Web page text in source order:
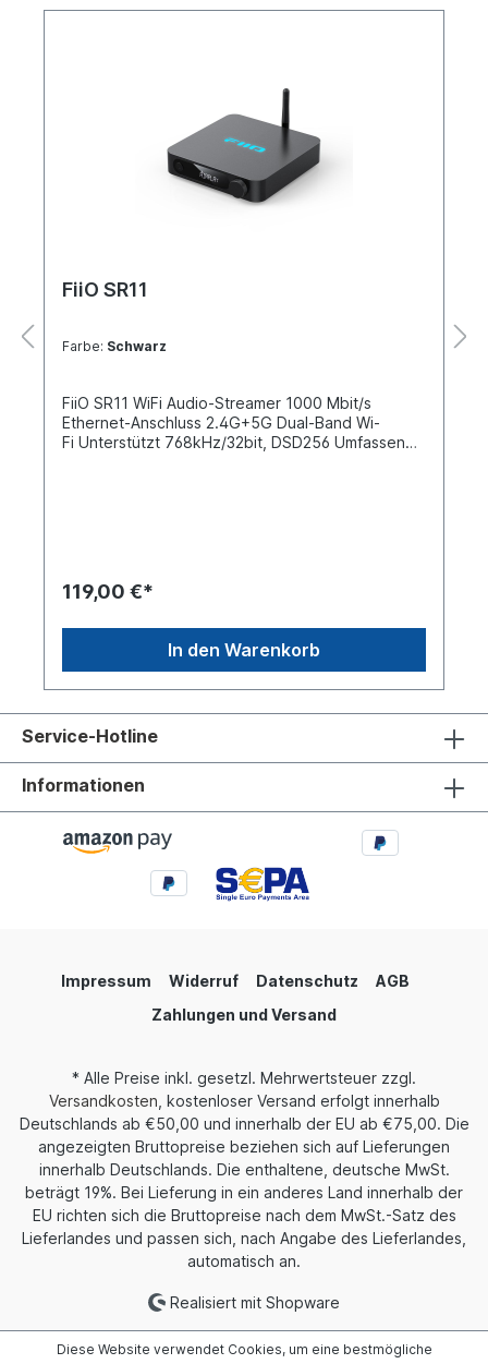
FiiO SR11
Farbe: Schwarz
FiiO SR11 WiFi Audio-Streamer 1000 Mbit/s
Ethernet-Anschluss 2.4G+5G Dual-Band Wi-
Fi Unterstützt 768kHz/32bit, DSD256 Umfassende
Musikempfänger, auch bekannt als Streamer, der
Digital Analog Wandler wie dem FiiO K11 oder
einem HiFi-System können Sie damit ganz einfach
Audio-Streams mit hoher Bitrate
genießen. AirPlay-Streaming-Protokoll Verbinden
oder Mac mini und streamen Sie über AirPlay zum
SR11 für ein reibungsloses und bequemes
Hörerlebnis. Genießen Sie zukünftig auch Roon
Ready Streaming Mit Roon können Sie sowohl
Online- als auch lokale Musikbibliotheken bequem
verwalten, indem Sie die schnelle Wiedergabe
von lokaler Musik von einem NAS oder anderen
können Sie mit Roon verschiedene Geräte
steuern, um unterschiedliche oder dieselbe Musik
abzuspielen - für ein vollständig integriertes und
Roon läuft bis dahin im Testbetrieb, jedoch ohne
Einschränkung der Funktionen, der SR11 wird
aber bis dahin unterRoon nicht als SR11
angezeigt. FIIO wird später offiziell bekannt
geben, wenn die Funktionalität fertig
ist. Umfassende digitale Ausgänge Die optischen,
koaxialen, USB-Typ-A- und USB-Typ-C-
Digitalausgänge sorgen dafür, dass Sie das Gerät
Ihrer Wahl für Musikstreaming in Echtzeit
problemlos anschließen können. Hören Sie HiFi-
Musik, ohne auf Kabeln angewiesen zu
extrem niedrigem Stromverbrauch Der SR11 ist mit
ausgestattet, wobei ein Kern auf dem
119,00 €*
In den Warenkorb
Service-Hotline
Informationen
Impressum Widerruf Datenschutz
AGB
Zahlungen und Versand
* Alle Preise inkl. gesetzl. Mehrwertsteuer zzgl.
Versandkosten , kostenloser Versand erfolgt innerhalb
Deutschlands ab €50,00 und innerhalb der EU ab €75,00. Die
angezeigten Bruttopreise beziehen sich auf Lieferungen
innerhalb Deutschlands. Die enthaltene, deutsche MwSt.
beträgt 19%. Bei Lieferung in ein anderes Land innerhalb der
EU richten sich die Bruttopreise nach dem MwSt.-Satz des
Lieferlandes und passen sich, nach Angabe des Lieferlandes,
automatisch an.
Realisiert mit Shopware
Diese Website verwendet Cookies, um eine bestmögliche